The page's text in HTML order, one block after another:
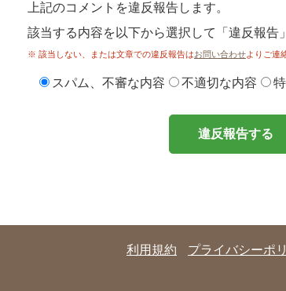
上記のコメントを違反報告します。
該当する内容を以下から選択して「違反報告
※ 該当しない、または文章での違反報告はお問い合わせよりご連
スパム、不審な内容 不適切な内容
違反報告する
利用規約 プライバシーポ